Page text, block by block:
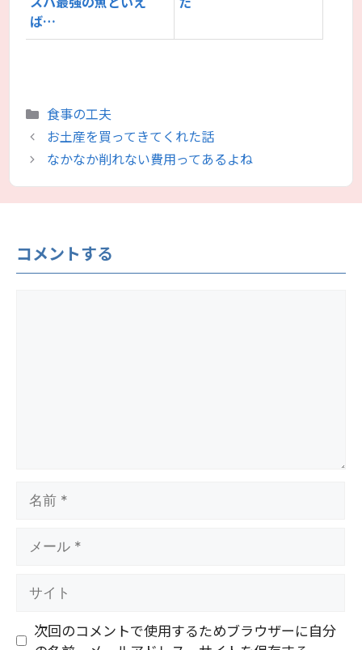
ば…
カ
テ
ゴ
リ
ー
食事の工夫
お土産を買ってきてくれた話
なかなか削れない費用ってあるよね
コメントする
次回のコメントで使用するためブラウザーに自分